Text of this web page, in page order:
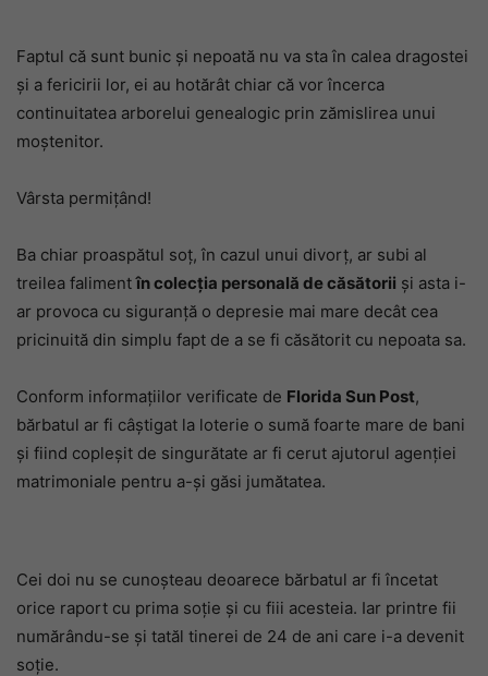
Faptul că sunt bunic și nepoată nu va sta în calea dragostei
și a fericirii lor, ei au hotărât chiar că vor încerca
continuitatea arborelui genealogic prin zămislirea unui
moștenitor.
Vârsta permițând!
Ba chiar proaspătul soț, în cazul unui divorț, ar subi al
treilea falimentîn colecția personală de căsătorii și asta i-
ar provoca cu siguranță o depresie mai mare decât cea
pricinuită din simplu fapt de a se fi căsătorit cu nepoata sa.
Conform informațiilor verificate de Florida Sun Post,
bărbatul ar fi câștigat la loterie o sumă foarte mare de bani
și fiind copleșit de singurătate ar fi cerut ajutorul agenției
matrimoniale pentru a-și găsi jumătatea.
Cei doi nu se cunoșteau deoarece bărbatul ar fi încetat
orice raport cu prima soție și cu fiii acesteia. Iar printre fii
numărându-se și tatăl tinerei de 24 de ani care i-a devenit
soție.